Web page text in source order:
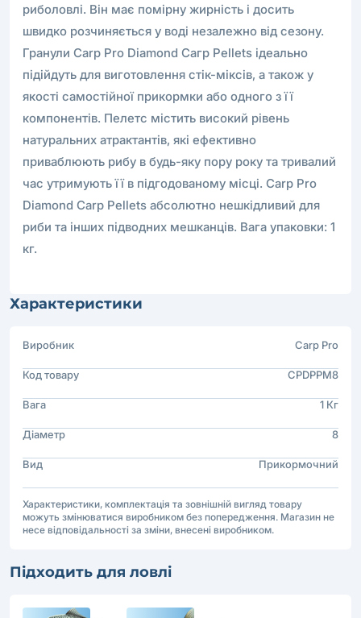
риболовлі. Він має помірну жирність і досить
швидко розчиняється у воді незалежно від сезону.
Гранули Carp Pro Diamond Сагр Pellets ідеально
підійдуть для виготовлення стік-міксів, а також у
якості самостійної прикормки або одного з її
компонентів. Пелетс містить високий рівень
натуральних атрактантів, які ефективно
приваблюють рибу в будь-яку пору року та тривалий
час утримують її в підгодованому місці. Carp Pro
Diamond Сarp Pellets абсолютно нешкідливий для
риби та інших підводних мешканців. Вага упаковки: 1
кг.
Характеристики
Виробник Carp Pro
Код товару CPDPPM8
Вага 1 Кг
Діаметр 8
Вид Прикормочний
Характеристики, комплектація та зовнішній вигляд товару
можуть змінюватися виробником без попередження. Магазин не
несе відповідальності за зміни, внесені виробником.
Підходить для ловлі